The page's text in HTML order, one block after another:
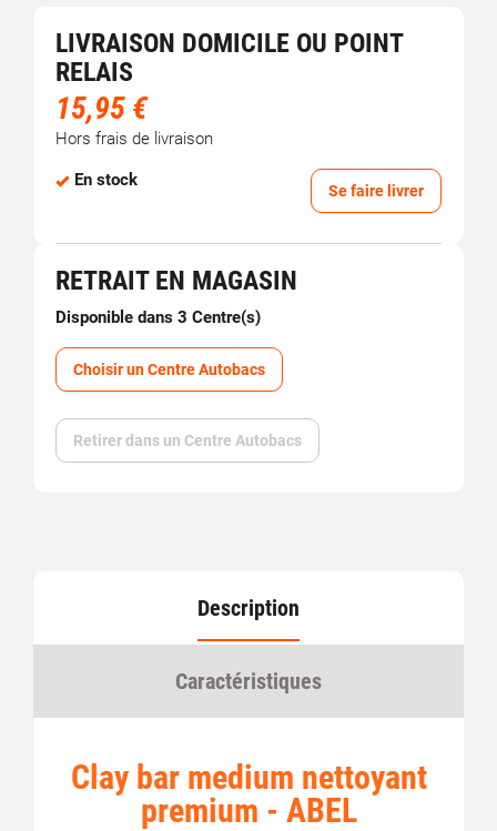
LIVRAISON DOMICILE OU POINT
RELAIS
15,95 €
Hors frais de livraison
En stock
Se faire livrer
RETRAIT EN MAGASIN
Disponible dans 3 Centre(s)
Choisir un Centre Autobacs
Retirer dans un Centre Autobacs
Description
Caractéristiques
Clay bar medium nettoyant
premium - ABEL